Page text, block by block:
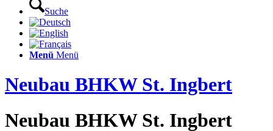
Suche
Menü Menü
Neubau BHKW St. Ingbert
Neubau BHKW St. Ingbert